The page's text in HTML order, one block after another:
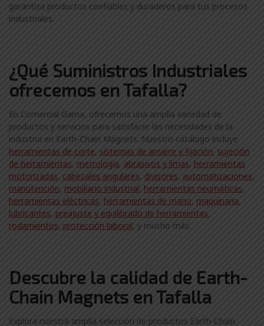
garantiza productos confiables y duraderos para tus procesos
industriales.
¿Qué Suministros Industriales
ofrecemos en Tafalla?
En Comercial Gama, ofrecemos una amplia variedad de
productos y servicios para satisfacer las necesidades de la
industria en Earth-Chain Magnets. Nuestro catálogo incluye
herramientas de corte, sistemas de amarre y fijación, sujeción
de herramientas, metrología, abrasivos y limas, herramientas
motorizadas, cabezales angulares, divisores, automatizaciones,
manutención, mobiliario industrial, herramientas neumáticas,
herramientas eléctricas, herramientas de mano, maquinaria,
lubricantes, preajuste y equilibrado de herramientas,
rodamientos, protección laboral, y mucho más.
Descubre la calidad de Earth-
Chain Magnets en Tafalla
Explora nuestra amplia selección de productos Earth-Chain